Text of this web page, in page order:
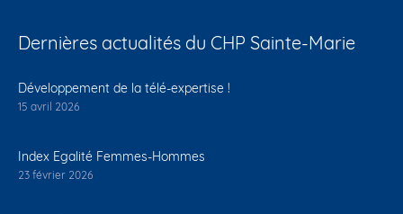
Dernières actualités du CHP Sainte-Marie
Développement de la télé-expertise !
15 avril 2026
Index Egalité Femmes-Hommes
23 février 2026